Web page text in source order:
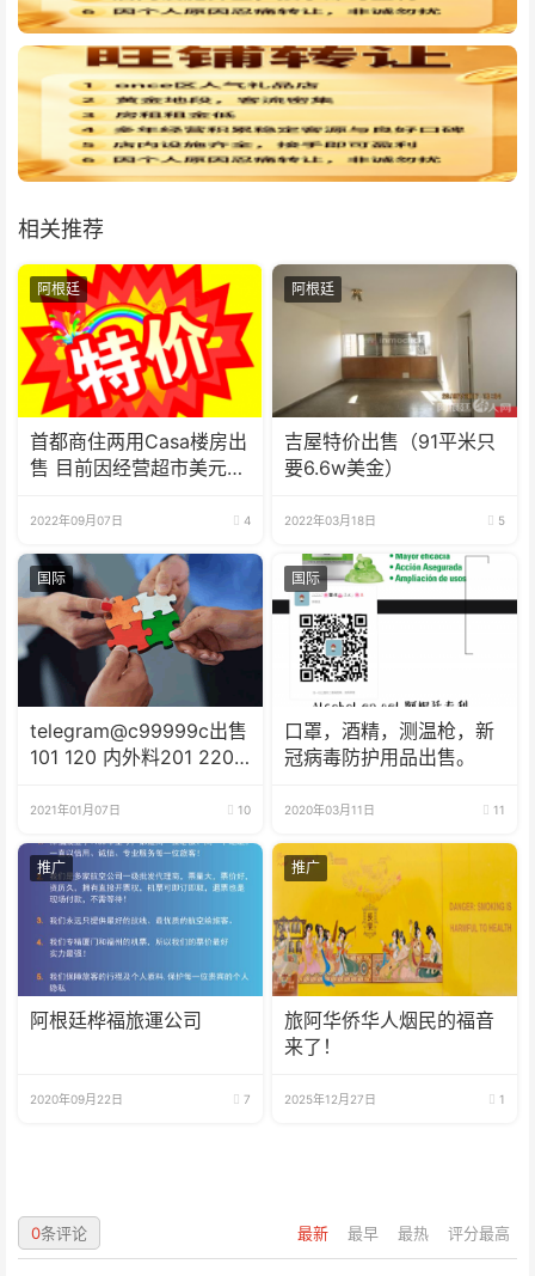
相关推荐
阿根廷
首都商住两用Casa楼房出
售 目前因经营超市美元月
2022年09月07日 4
阿根廷
吉屋特价出售（91平米只
要6.6w美金）
2022年03月18日 5
国际
telegram@c99999c出售
101 120 内外料201 220
2021年01月07日 10
国际
口罩，酒精，测温枪，新
冠病毒防护用品出售。
2020年03月11日 11
推广
阿根廷桦福旅運公司
2020年09月22日 7
推广
旅阿华侨华人烟民的福音
来了！
2025年12月27日 1
最新 最早 最热 评分最高
0条评论